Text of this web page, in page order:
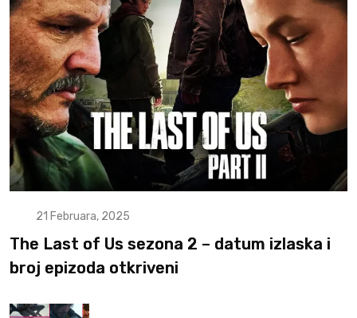
21 Februara, 2025
The Last of Us sezona 2 – datum izlaska i
broj epizoda otkriveni